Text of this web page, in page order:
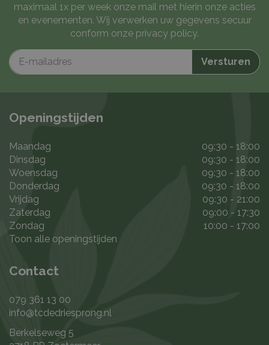
maximaal 1x per week onze mail met hierin onze acties
en evenementen. Wij verwerken uw gegevens secuur
conform onze privacy policy.
Openingstijden
Maandag
09:30 - 18:00
Dinsdag
09:30 - 18:00
Woensdag
09:30 - 18:00
Donderdag
09:30 - 18:00
Vrijdag
09:30 - 21:00
Zaterdag
09:00 - 17:30
Zondag
10:00 - 17:00
Toon alle openingstijden
Contact
079 361 13 00
info@tcdedriesprong.nl
Berkelseweg 5